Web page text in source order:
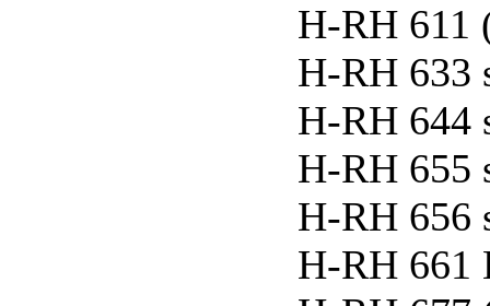
H-RH 611
H-RH 633
H-RH 644
H-RH 655
H-RH 656
H-RH 661